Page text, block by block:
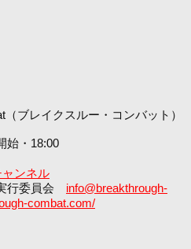
ブレイクスルー・コンバット）
始・18:00
ャンネル
行委員会 info@breakthrough-
combat.com/